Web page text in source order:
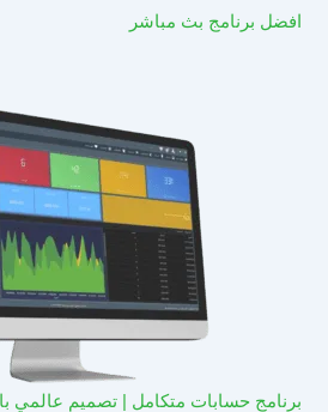
افضل برنامج بث مباشر
برنامج حسابات متكامل | تصميم عالمي